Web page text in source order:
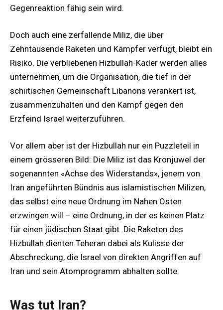
Gegenreaktion fähig sein wird.
Doch auch eine zerfallende Miliz, die über
Zehntausende Raketen und Kämpfer verfügt, bleibt ein
Risiko. Die verbliebenen Hizbullah-Kader werden alles
unternehmen, um die Organisation, die tief in der
schiitischen Gemeinschaft Libanons verankert ist,
zusammenzuhalten und den Kampf gegen den
Erzfeind Israel weiterzuführen.
Vor allem aber ist der Hizbullah nur ein Puzzleteil in
einem grösseren Bild: Die Miliz ist das Kronjuwel der
sogenannten «Achse des Widerstands», jenem von
Iran angeführten Bündnis aus islamistischen Milizen,
das selbst eine neue Ordnung im Nahen Osten
erzwingen will – eine Ordnung, in der es keinen Platz
für einen jüdischen Staat gibt. Die Raketen des
Hizbullah dienten Teheran dabei als Kulisse der
Abschreckung, die Israel von direkten Angriffen auf
Iran und sein Atomprogramm abhalten sollte.
Was tut Iran?